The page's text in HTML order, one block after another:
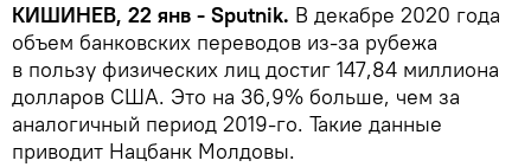
КИШИНЕВ, 22 янв - Sputnik. В декабре 2020 года
объем банковских переводов из-за рубежа
в пользу физических лиц достиг 147,84 миллиона
долларов США. Это на 36,9% больше, чем за
аналогичный период 2019-го. Такие данные
приводит Нацбанк Молдовы.